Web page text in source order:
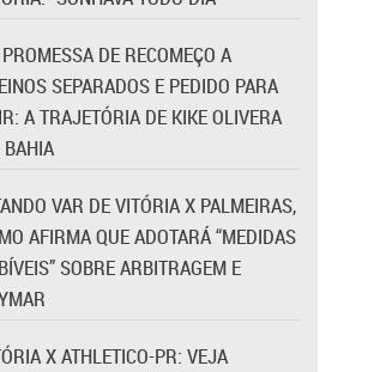
DE RECOMEÇO A
SEPARADOS E PEDIDO PARA
A TRAJETÓRIA DE KIKE OLIVERA
BAHIA
VAR DE VITÓRIA X PALMEIRAS,
AFIRMA QUE ADOTARÁ “MEDIDAS
SOBRE ARBITRAGEM E
X ATHLETICO-PR: VEJA